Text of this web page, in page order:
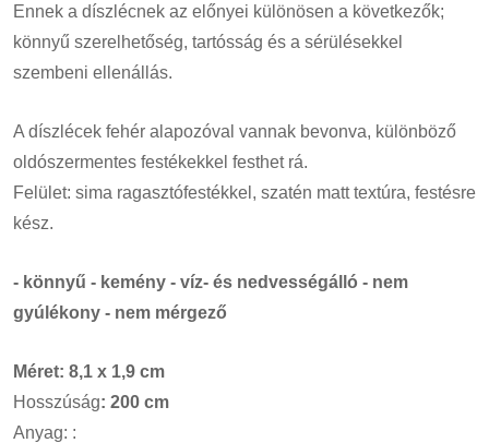
Ennek a díszlécnek az előnyei különösen a következők;
könnyű szerelhetőség, tartósság és a sérülésekkel
szembeni ellenállás.
A díszlécek fehér alapozóval vannak bevonva, különböző
oldószermentes festékekkel festhet rá.
Felület: sima ragasztófestékkel, szatén matt textúra, festésre
kész.
- könnyű - kemény - víz- és nedvességálló - nem
gyúlékony - nem mérgező
Méret: 8,1 x 1,9 cm
Hosszúság: 200 cm
Anyag: :